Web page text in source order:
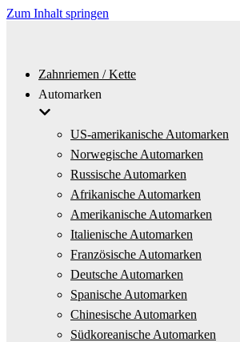
Zum Inhalt springen
Zahnriemen / Kette
Automarken
US-amerikanische Automarken
Norwegische Automarken
Russische Automarken
Afrikanische Automarken
Amerikanische Automarken
Italienische Automarken
Französische Automarken
Deutsche Automarken
Spanische Automarken
Chinesische Automarken
Südkoreanische Automarken